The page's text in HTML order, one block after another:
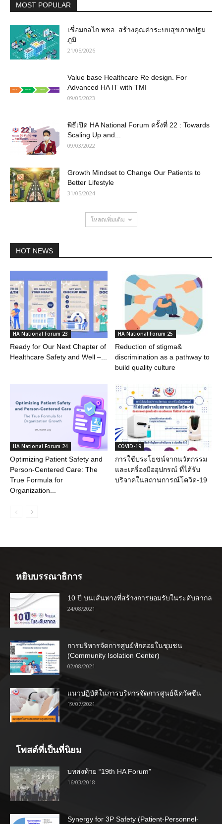
MOST POPULAR
เชื่อมกลไก พชอ. สร้างคุณค่าระบบสุขภาพปฐม
ภูมิ
21/05/2026
Value base Healthcare Re design. For
Advanced HA IT with TMI
09/05/2023
พิธีเปิด HA National Forum ครั้งที่ 22 : Towards
Scaling Up and...
09/03/2022
Growth Mindset to Change Our Patients to
Better Lifestyle
31/05/2024
โหลดเพิ่มเติม
HOT NEWS
HA National Forum 23
Ready for Our Next Chapter of
Healthcare Safety and Well –...
HA National Forum 25
Reduction of stigma&
discrimination as a pathway to
build quality culture
HA National Forum 24
Optimizing Patient Safety and
Person-Centered Care: The
True Formula for
Organization...
COVID-19
การใช้ประโยชน์จากนวัตกรรม
และเครื่องมืออุปกรณ์ ที่ได้รับ
บริจาคในสถานการณ์โควิด-19
หยิบบรรณาธิการ
10 ปี บนเส้นทางที่สร้างการยอมรับในระดับสากล
24/08/2021
การบริหารจัดการศูนย์พักคอยในชุมชน
(Community Isolation Center)
02/08/2021
แนวปฏิบัติในการบริหารจัดการศูนย์ฉีดวัคซีน
19/07/2021
โพสต์ที่เป็นที่นิยม
บทส่งท้าย “19th HA Forum”
16/03/2018
Synergy for 3P Safety (Patient-Personnel-